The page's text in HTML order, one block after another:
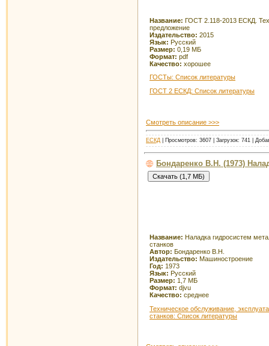
Название: ГОСТ 2.118-2013 ЕСКД.
предложение
Издательство: 2015
Язык: Русский
Размер: 0,19 МБ
Формат: pdf
Качество: хорошее
ГОСТы: Список литературы
ГОСТ 2 ЕСКД: Список литературы
Смотреть описание >>>
ЕСКД | Просмотров: 3607 | Загрузок: 741 |
Бондаренко В.Н. (1973)
Название: Наладка гидросистем
станков
Автор: Бондаренко В.Н.
Издательство: Машиностроение
Год: 1973
Язык: Русский
Размер: 1,7 МБ
Формат: djvu
Качество: среднее
Техническое обслуживание,
станков: Список литературы